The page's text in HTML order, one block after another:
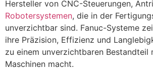
Hersteller von CNC-Steuerungen,
Robotersystemen, die in der
unverzichtbar sind. Fanuc-Systeme
ihre Präzision, Effizienz und
zu einem unverzichtbaren Bestandteil
Maschinen macht.